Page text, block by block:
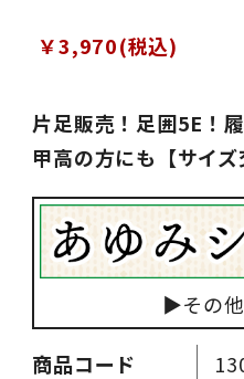
片足販売！足囲5E！
甲高の方にも【サイズ
￥3,970(税込)
商品コード
▶その